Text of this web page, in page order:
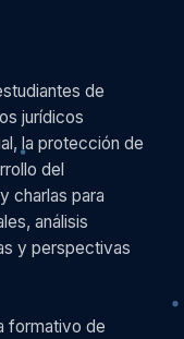
de
jurídicos
la protección de
del
charlas para
análisis
y perspectivas
formativo de